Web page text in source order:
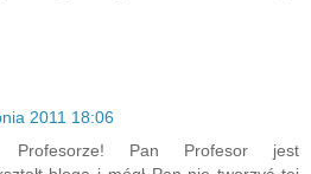
2011 18:06
Profesorze! Pan Profesor jest